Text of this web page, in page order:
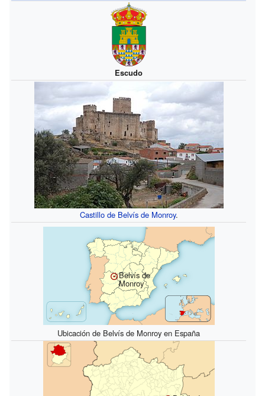
Escudo
Castillo de Belvís de Monroy.
Belvís de
Monroy
Ubicación de Belvís de Monroy en España